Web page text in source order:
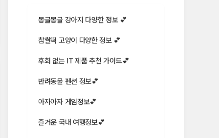
몽글몽글 강아지 다양한 정보 💕
찹쌀떡 고양이 다양한 정보 💕
후회 없는 IT 제품 추천 가이드💕
반려동물 펜션 정보💕
아자아자 게임정보💕
즐거운 국내 여행정보💕